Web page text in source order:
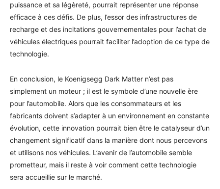
puissance et sa légèreté, pourrait représenter une réponse
efficace à ces défis. De plus, l’essor des infrastructures de
recharge et des incitations gouvernementales pour l’achat de
véhicules électriques pourrait faciliter l’adoption de ce type de
technologie.
En conclusion, le Koenigsegg Dark Matter n’est pas
simplement un moteur ; il est le symbole d’une nouvelle ère
pour l’automobile. Alors que les consommateurs et les
fabricants doivent s’adapter à un environnement en constante
évolution, cette innovation pourrait bien être le catalyseur d’un
changement significatif dans la manière dont nous percevons
et utilisons nos véhicules. L’avenir de l’automobile semble
prometteur, mais il reste à voir comment cette technologie
sera accueillie sur le marché.